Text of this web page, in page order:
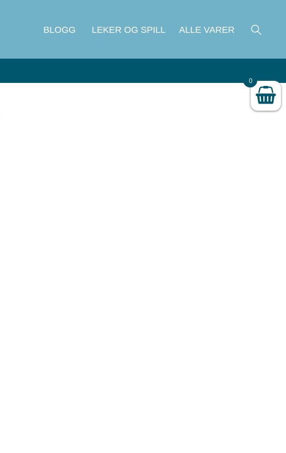
BLOGG LEKER OG SPILL ALLE VARER
0